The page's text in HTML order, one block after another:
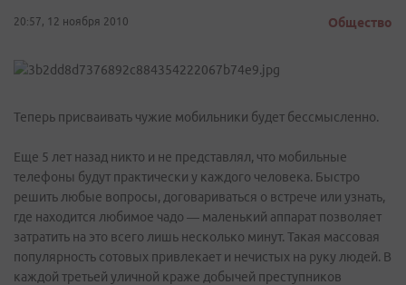
20:57, 12 ноября 2010 Общество
Теперь присваивать чужие мобильники будет бессмысленно.
Еще 5 лет назад никто и не представлял, что мобильные
телефоны будут практически у каждого человека. Быстро
решить любые вопросы, договариваться о встрече или узнать,
где находится любимое чадо — маленький аппарат позволяет
затратить на это всего лишь несколько минут. Такая массовая
популярность сотовых привлекает и нечистых на руку людей. В
каждой третьей уличной краже добычей преступников